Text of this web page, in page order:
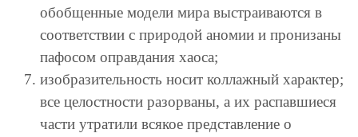
обобщенные модели мира выстраиваются в
соответствии с природой аномии и пронизаны
пафосом оправдания хаоса;
изобразительность носит коллажный характер;
все целостности разорваны, а их распавшиеся
части утратили всякое представление о